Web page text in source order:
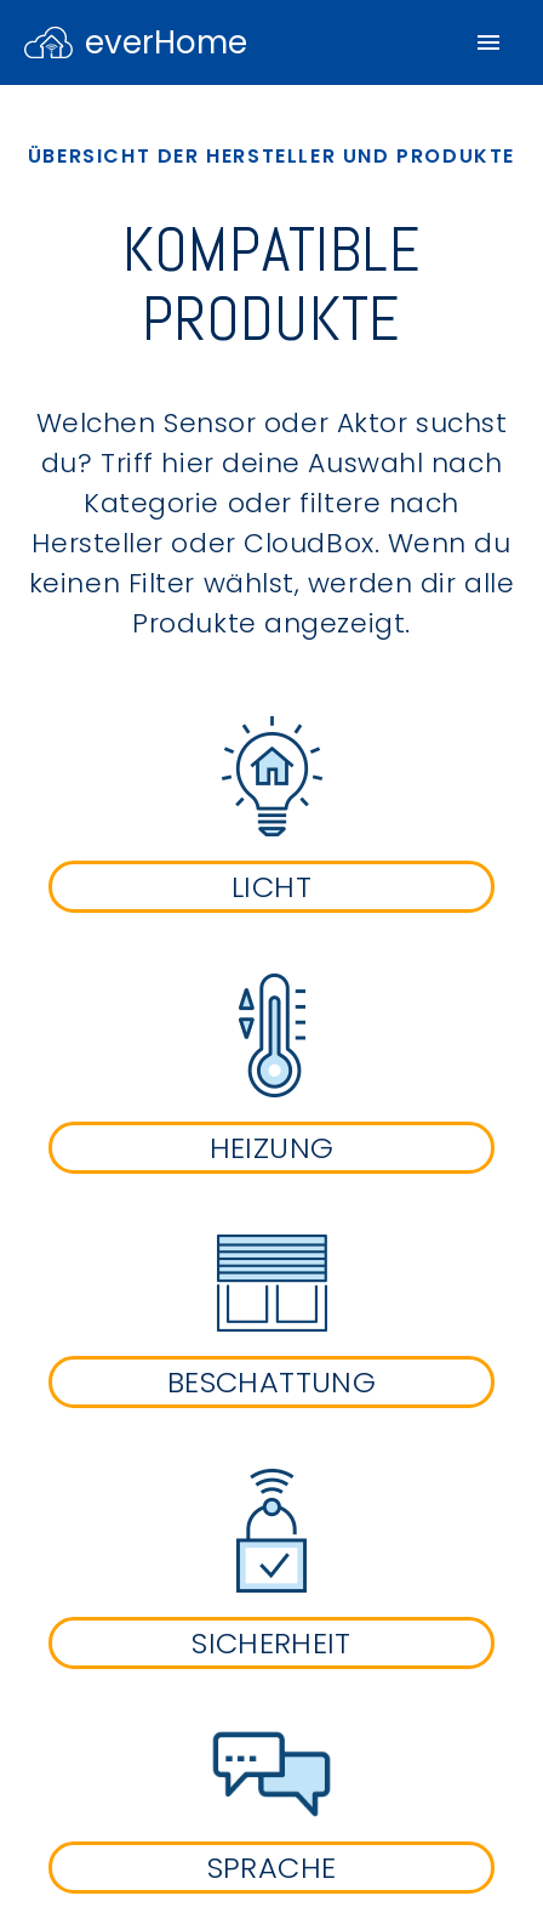
everHome
ÜBERSICHT DER HERSTELLER UND PRODUKTE
KOMPATIBLE
PRODUKTE
Welchen Sensor oder Aktor suchst
du? Triff hier deine Auswahl nach
Kategorie oder filtere nach
Hersteller oder CloudBox. Wenn du
keinen Filter wählst, werden dir alle
Produkte angezeigt.
LICHT
HEIZUNG
BESCHATTUNG
SICHERHEIT
SPRACHE